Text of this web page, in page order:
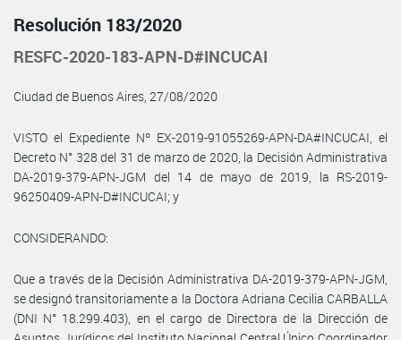
Resolución 183/2020
RESFC-2020-183-APN-D#INCUCAI
Ciudad de Buenos Aires, 27/08/2020
VISTO el Expediente Nº EX-2019-91055269-APN-DA#INCUCAI, el
Decreto N° 328 del 31 de marzo de 2020, la Decisión Administrativa
DA-2019-379-APN-JGM del 14 de mayo de 2019, la RS-2019-
96250409-APN-D#INCUCAI; y
CONSIDERANDO:
Que a través de la Decisión Administrativa DA-2019-379-APN-JGM,
se designó transitoriamente a la Doctora Adriana Cecilia CARBALLA
(DNI N° 18.299.403), en el cargo de Directora de la Dirección de